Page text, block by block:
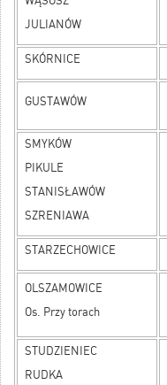
JULIANÓW
SKÓRNICE
GUSTAWÓW
SMYKÓW
PIKULE
STANISŁAWÓW
SZRENIAWA
STARZECHOWICE
OLSZAMOWICE
Os. Przy torach
STUDZIENIEC
RUDKA